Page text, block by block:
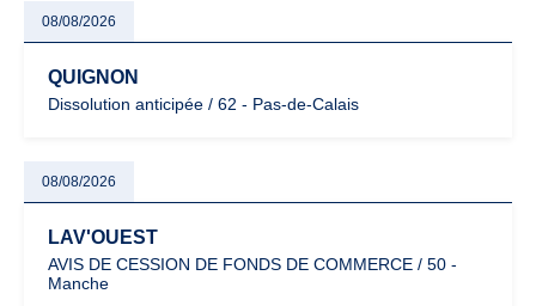
08/08/2026
QUIGNON
Dissolution anticipée / 62 - Pas-de-Calais
08/08/2026
LAV'OUEST
AVIS DE CESSION DE FONDS DE COMMERCE / 50 -
Manche